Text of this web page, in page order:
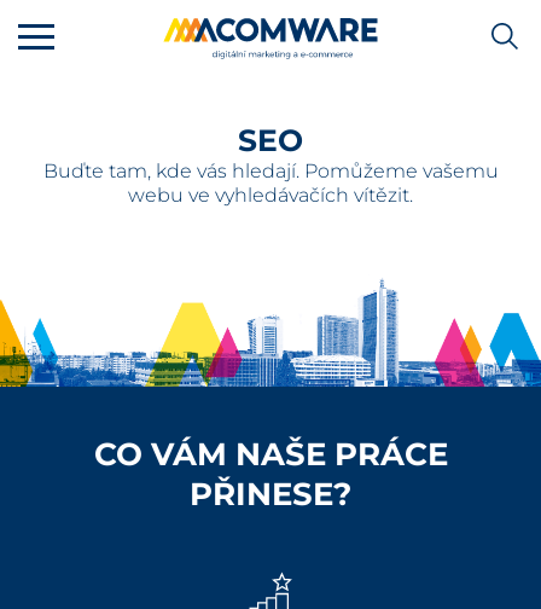
SEO
Buďte tam, kde vás hledají. Pomůžeme vašemu
webu ve vyhledávačích vítězit.
CO VÁM NAŠE PRÁCE
PŘINESE?